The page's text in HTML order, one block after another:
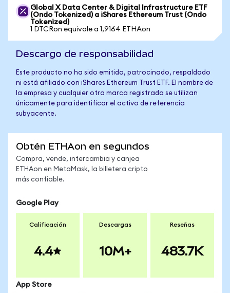
Global X Data Center & Digital Infrastructure ETF
(Ondo Tokenized) a iShares Ethereum Trust (Ondo
Tokenized)
1 DTCRon equivale a 1,9164 ETHAon
Descargo de responsabilidad
Este producto no ha sido emitido, patrocinado, respaldado
ni está afiliado con iShares Ethereum Trust ETF. El nombre de
la empresa y cualquier otra marca registrada se utilizan
únicamente para identificar el activo de referencia
subyacente.
Obtén ETHAon en segundos
Compra, vende, intercambia y canjea
ETHAon en MetaMask, la billetera cripto
más confiable.
Google Play
Calificación
4.4
Descargas
10M+
Reseñas
483.7K
App Store